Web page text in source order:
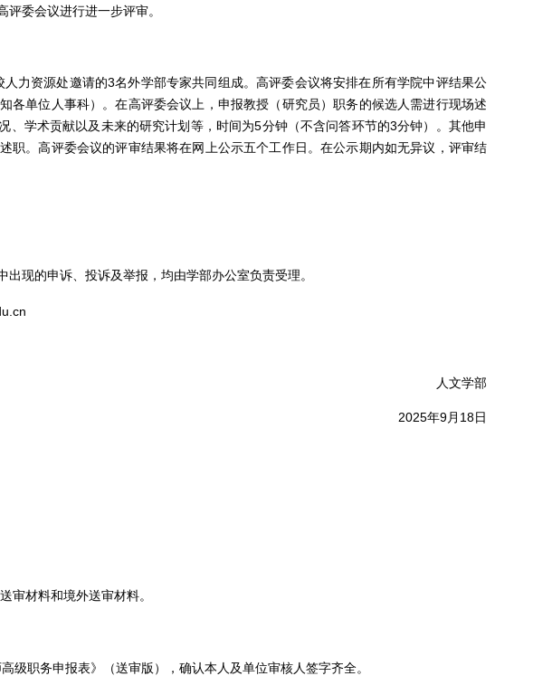
委会议进行进一步评审。
人力资源处邀请的3名外学部专家共同组成。高评委会议将安排在所有学院中评结果公
各单位人事科）。在高评委会议上，申报教授（研究员）职务的候选人需进行现场述
、学术贡献以及未来的研究计划等，时间为5分钟（不含问答环节的3分钟）。其他申
职。高评委会议的评审结果将在网上公示五个工作日。在公示期内如无异议，评审结
现的申诉、投诉及举报，均由学部办公室负责受理。
人文学部
2025年9月18日
审材料和境外送审材料。
级职务申报表》（送审版），确认本人及单位审核人签字齐全。